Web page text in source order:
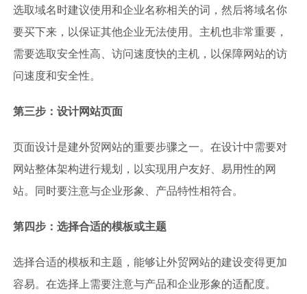
选取域名时建议使用和企业名称相关的词，然后将域名你
要买下来，以保证其他企业无法使用。主机也非常重要，
需要选取安全性高、访问速度快的主机，以保障网站的访
问速度和安全性。
第三步：设计网站页面
页面设计是建外贸网站的重要步骤之一。在设计中需要对
网站整体架构进行规划，以实现用户友好、易用性的网
站。同时要注意与企业形象、产品特性相符合。
第四步：选择合适的模板或主题
选择合适的模板和主题，能够让外贸网站的建设变得更加
容易。在选择上需要注意与产品和企业形象的适配度。